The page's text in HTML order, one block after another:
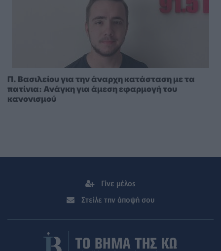
Π. Βασιλείου για την άναρχη κατάσταση με τα
πατίνια: Ανάγκη για άμεση εφαρμογή του
κανονισμού
Γίνε μέλος
Στείλε την άποψή σου